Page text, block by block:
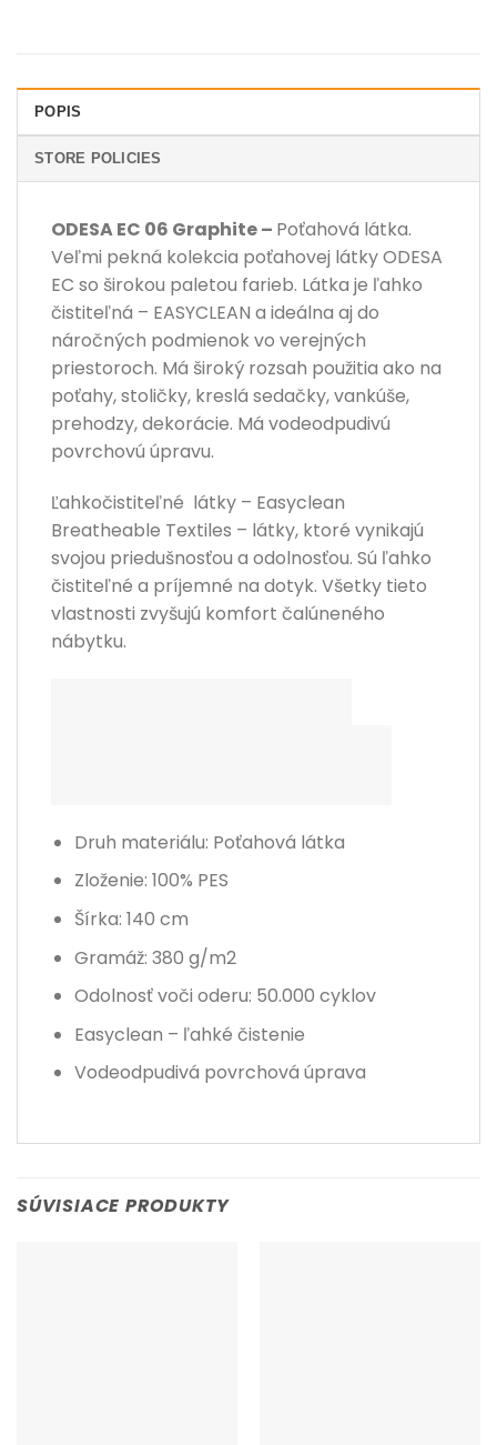
POPIS
STORE POLICIES
ODESA EC 06 Graphite – Poťahová látka.
Veľmi pekná kolekcia poťahovej látky ODESA
EC so širokou paletou farieb. Látka je ľahko
čistiteľná – EASYCLEAN a ideálna aj do
náročných podmienok vo verejných
priestoroch. Má široký rozsah použitia ako na
poťahy, stoličky, kreslá sedačky, vankúše,
prehodzy, dekorácie. Má vodeodpudivú
povrchovú úpravu.
Ľahkočistiteľné látky – Easyclean
Breatheable Textiles – látky, ktoré vynikajú
svojou priedušnosťou a odolnosťou. Sú ľahko
čistiteľné a príjemné na dotyk. Všetky tieto
vlastnosti zvyšujú komfort čalúneného
nábytku.
Druh materiálu: Poťahová látka
Zloženie: 100% PES
Šírka: 140 cm
Gramáž: 380 g/m2
Odolnosť voči oderu: 50.000 cyklov
Easyclean – ľahké čistenie
Vodeodpudivá povrchová úprava
SÚVISIACE PRODUKTY